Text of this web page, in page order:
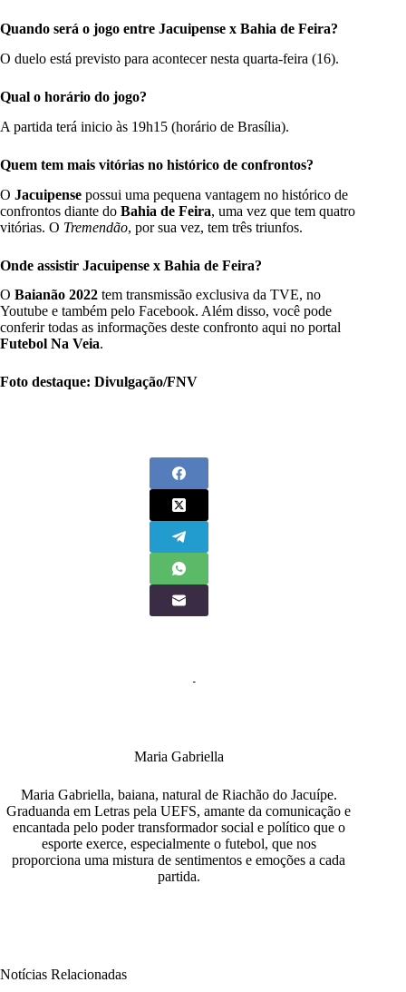
Quando será o jogo entre Jacuipense x Bahia de Feira?
O duelo está previsto para acontecer nesta quarta-feira (16).
Qual o horário do jogo?
A partida terá inicio às 19h15 (horário de Brasília).
Quem tem mais vitórias no histórico de confrontos?
O Jacuipense possui uma pequena vantagem no histórico de
confrontos diante do Bahia de Feira, uma vez que tem quatro
vitórias. O Tremendão, por sua vez, tem três triunfos.
Onde assistir Jacuipense x Bahia de Feira?
O Baianão 2022 tem transmissão exclusiva da TVE, no
Youtube e também pelo Facebook. Além disso, você pode
conferir todas as informações deste confronto aqui no portal
Futebol Na Veia.
Foto destaque: Divulgação/FNV
Maria Gabriella
Maria Gabriella, baiana, natural de Riachão do Jacuípe.
Graduanda em Letras pela UEFS, amante da comunicação e
encantada pelo poder transformador social e político que o
esporte exerce, especialmente o futebol, que nos
proporciona uma mistura de sentimentos e emoções a cada
partida.
Notícias Relacionadas